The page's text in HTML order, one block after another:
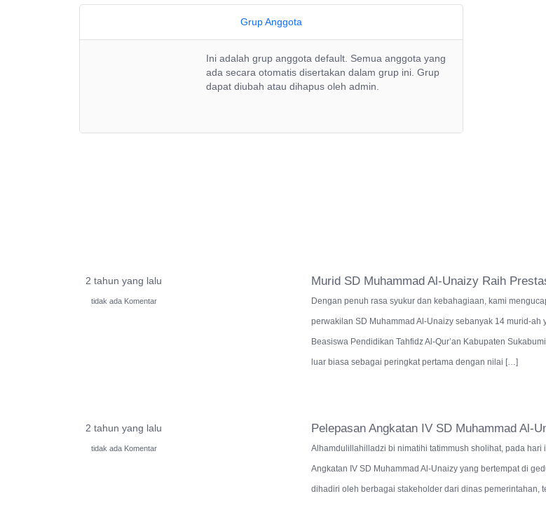
Grup Anggota
Ini adalah grup anggota default. Semua anggota yang
ada secara otomatis disertakan dalam grup ini. Grup
dapat diubah atau dihapus oleh admin.
2 tahun yang lalu
tidak ada Komentar
Murid SD Muhammad Al-Unaizy Raih
Dengan penuh rasa syukur dan kebahagiaan, kami
perwakilan SD Muhammad Al-Unaizy sebanyak 14 murid-
Beasiswa Pendidikan Tahfidz Al-Qur’an Kabupaten
luar biasa sebagai peringkat pertama dengan nilai […]
2 tahun yang lalu
tidak ada Komentar
Pelepasan Angkatan IV SD Muhammad Al-
Alhamdulillahilladzi bi nimatihi tatimmush sholihat, pada
Angkatan IV SD Muhammad Al-Unaizy yang bertempat di
dihadiri oleh berbagai stakeholder dari dinas pemerintahan,